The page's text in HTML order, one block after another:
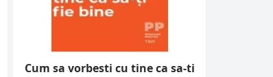
Cum sa vorbesti cu tine ca sa-ti